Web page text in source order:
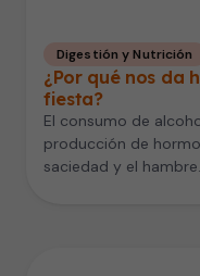
Digestión y Nutrición
¿Por qué nos da
fiesta?
El consumo de
producción de
saciedad y el